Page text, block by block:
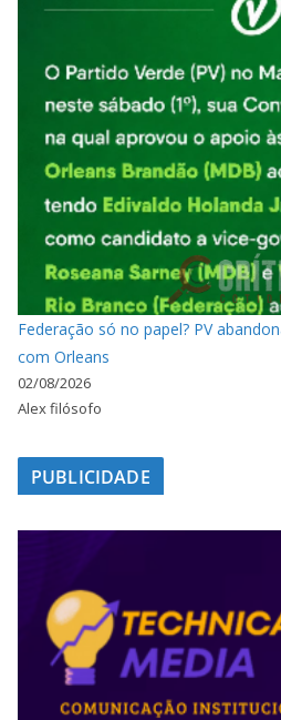
Federação só no papel? PV
com Orleans
02/08/2026
Alex filósofo
PUBLICIDADE